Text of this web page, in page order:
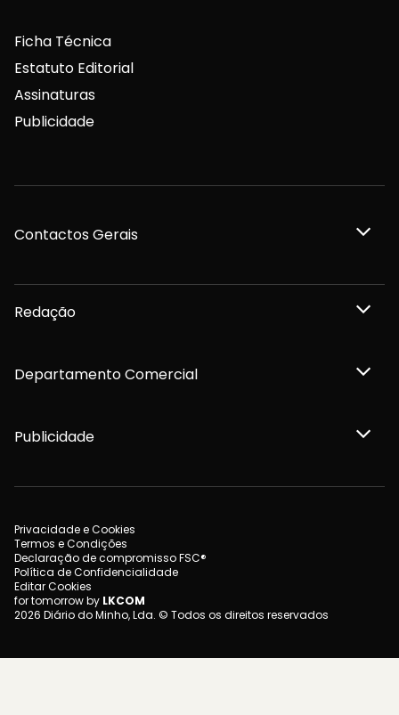
Ficha Técnica
Estatuto Editorial
Assinaturas
Publicidade
Contactos Gerais
Redação
Departamento Comercial
Publicidade
Privacidade e Cookies
Termos e Condições
Declaração de compromisso FSC®
Política de Confidencialidade
Editar Cookies
for tomorrow by LKCOM
2026 Diário do Minho, Lda. © Todos os direitos reservados